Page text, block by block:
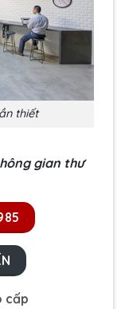
thiết
gian thư
cấp